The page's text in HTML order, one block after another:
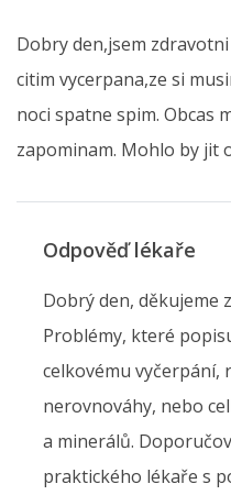
Dobry den,jsem
citim vycerpana,ze si
noci spatne spim. Obcas
zapominam. Mohlo by jit
Odpověď lékaře
Dobrý den, děkujeme
Problémy, které
celkovému vyčerpání,
nerovnováhy, nebo
a minerálů.
praktického lékaře s